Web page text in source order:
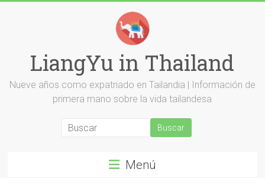
LiangYu in Thailand
Nueve años como expatriado en Tailandia | Información de
primera mano sobre la vida tailandesa
Menú